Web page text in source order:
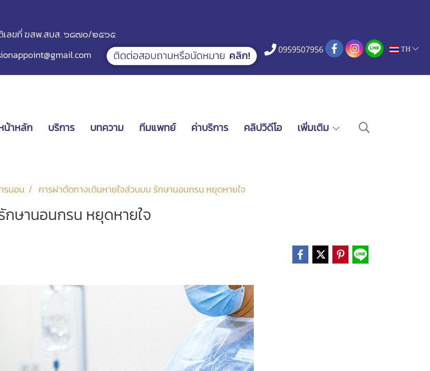
เลขที่ ฆสพ.สบส. ๖๘๗๐/๒๕๖๕
0959507956 TH
น้าหลัก บริการ บทความ ทีมแพทย์ ค่าบริการ คลิปวิดีโอ เพิ่มเติม
รนอน การผ่าตัดทางเดินหายใจส่วนบน รักษานอนกรน หยุดหายใจ
กษานอนกรน หยุดหายใจ